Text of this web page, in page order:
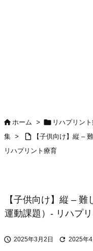
ホーム >  リハプリン
集 > 
【子供向け】縦 –
リハプリント療育
【子供向け】縦 –
運動課題）- リハプ
 2025年3月2日  2025年4